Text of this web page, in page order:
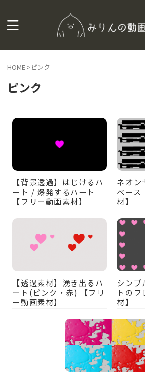
HOME >ピンク
ピンク
【背景透過】はじけるハ
ート / 爆発するハート
【フリー動画素材】
ネオン
ベース
材】
【透過素材】湧き出るハ
ート(ピンク・赤) 【フリ
ー動画素材】
シンプ
トの
材】